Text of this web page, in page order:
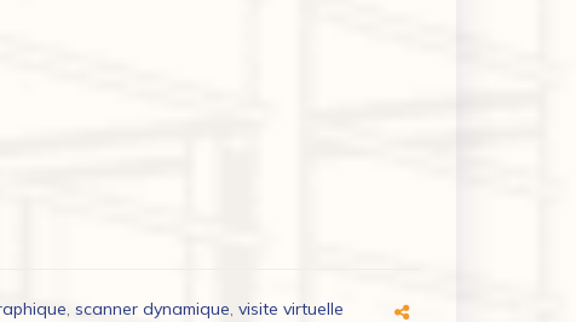
, scanner dynamique, visite virtuelle